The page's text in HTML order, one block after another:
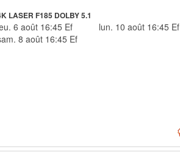
LASER F185 DOLBY 5.1
jeu. 6 août 16:45 Ef
sam. 8 août 16:45 Ef
lun. 10 août 16:45 Ef